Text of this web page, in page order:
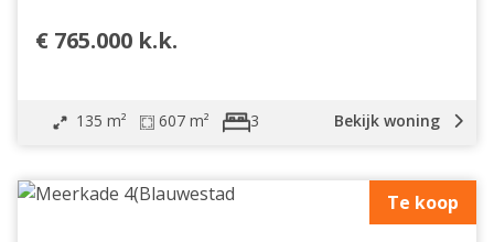
Vrijstaande woning
€ 765.000 k.k.
135 m² 607 m² 3 Bekijk woning
Te koop